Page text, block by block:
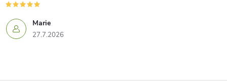
Marie
27.7.2026